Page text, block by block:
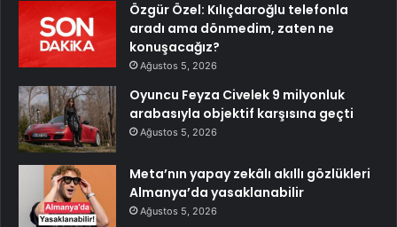
Özgür Özel: Kılıçdaroğlu telefonla
aradı ama dönmedim, zaten ne
konuşacağız?
Ağustos 5, 2026
Oyuncu Feyza Civelek 9 milyonluk
arabasıyla objektif karşısına geçti
Ağustos 5, 2026
Meta’nın yapay zekâlı akıllı gözlükleri
Almanya’da yasaklanabilir
Ağustos 5, 2026